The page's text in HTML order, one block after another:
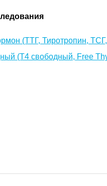
(ТТГ, Тиротропин,
(Т4 свободный, Free